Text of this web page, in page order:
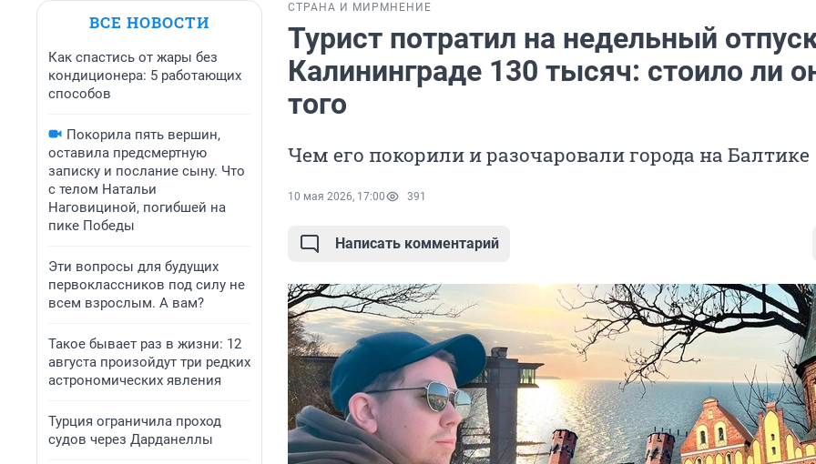
ВСЕ НОВОСТИ
Как спастись от жары без
кондиционера: 5 работающих
способов
Покорила пять вершин,
оставила предсмертную
записку и послание сыну. Что
с телом Натальи
Наговициной, погибшей на
пике Победы
Эти вопросы для будущих
первоклассников под силу не
всем взрослым. А вам?
Такое бывает раз в жизни: 12
августа произойдут три редких
астрономических явления
Турция ограничила проход
судов через Дарданеллы
СТРАНА И МИР МНЕНИЕ
Турист потратил на недельный
Калининграде 130 тысяч: стоило ли
того
Чем его покорили и разочаровали города на Балтике
10 мая 2026, 17:00 391
Написать комментарий